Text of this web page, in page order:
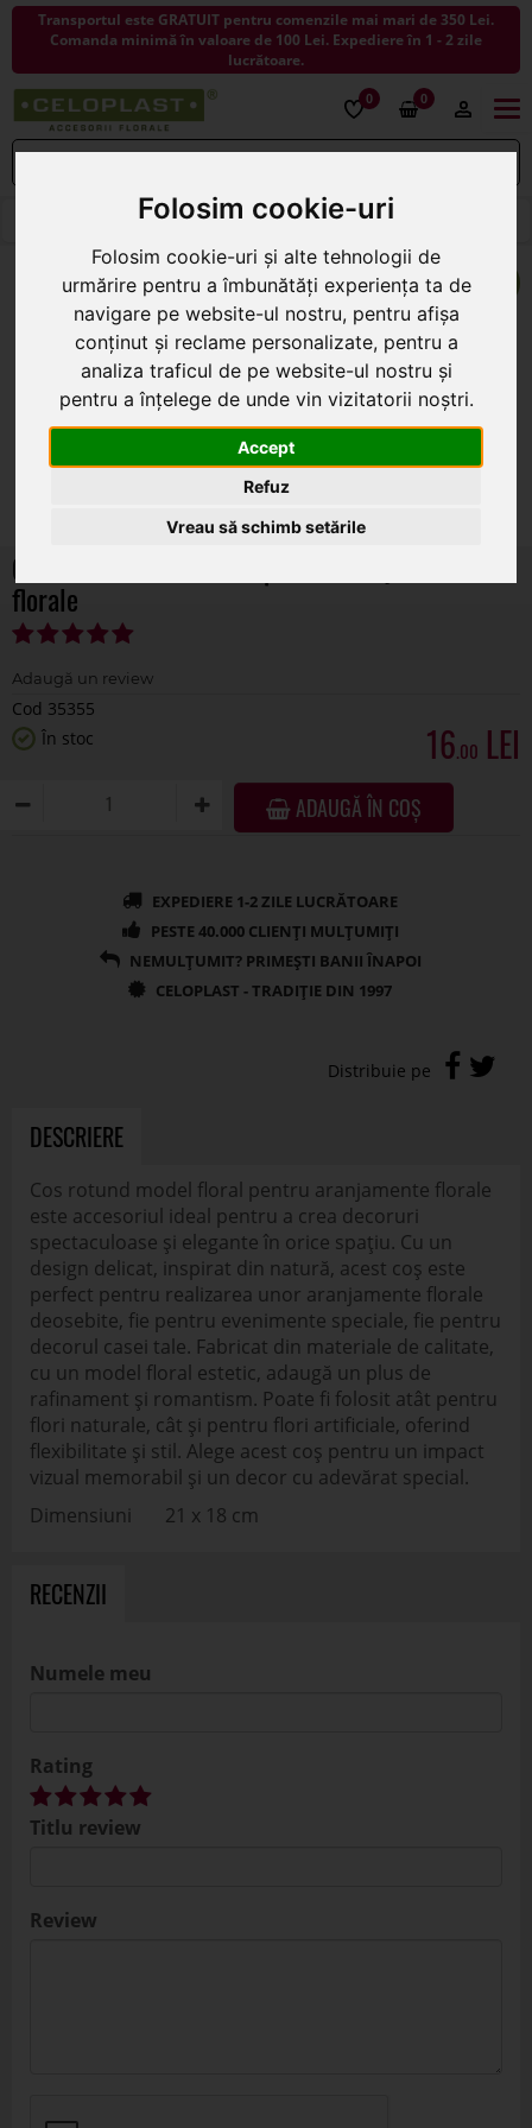
Folosim cookie-uri
Folosim cookie-uri și alte tehnologii de
urmărire pentru a îmbunătăți experiența ta de
navigare pe website-ul nostru, pentru afișa
conținut și reclame personalizate, pentru a
analiza traficul de pe website-ul nostru și
pentru a înțelege de unde vin vizitatorii noștri.
Accept
Refuz
Vreau să schimb setările
Transportul este GRATUIT pentru comenzile mai mari de 350 Lei.
Comanda minimă în valoare de 100 Lei. Expediere în 1 - 2 zile
lucrătoare.
0 0
< ÎNAPOI LA COSURI
Cos rotund model floral pentru aranjamente
florale
Cod 35355
În stoc
16.00
ADAUGĂ ÎN COȘ
DESCRIERE
Cos rotund model floral pentru aranjamente florale
este accesoriul ideal pentru a crea decoruri
spectaculoase și elegante în orice spațiu. Cu un
design delicat, inspirat din natură, acest coș este
perfect pentru realizarea unor aranjamente florale
deosebite, fie pentru evenimente speciale, fie pentru
decorul casei tale. Fabricat din materiale de calitate,
cu un model floral estetic, adaugă un plus de
rafinament și romantism. Poate fi folosit atât pentru
flori naturale, cât și pentru flori artificiale, oferind
flexibilitate și stil. Alege acest coș pentru un impact
vizual memorabil și un decor cu adevărat special.
Dimensiuni 21 x 18 cm
RECENZII
Numele meu
Rating
Titlu review
Review